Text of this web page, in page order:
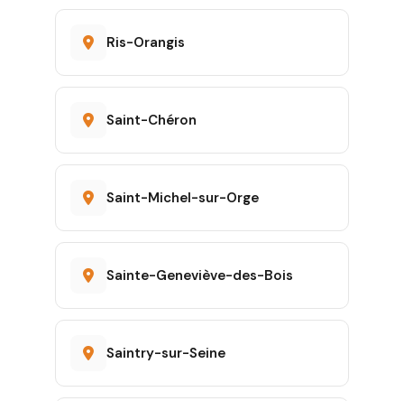
Ris-Orangis
Saint-Chéron
Saint-Michel-sur-Orge
Sainte-Geneviève-des-Bois
Saintry-sur-Seine